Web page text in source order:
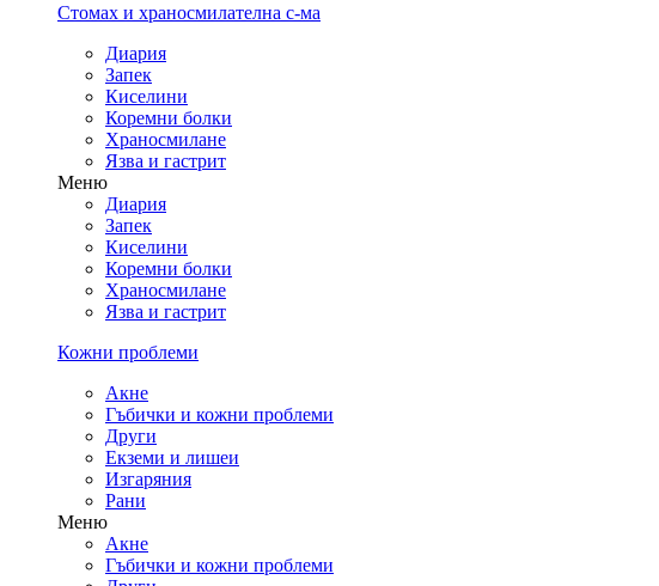
Стомах и храносмилателна с-ма
Диария
Запек
Киселини
Коремни болки
Храносмилане
Язва и гастрит
Меню
Диария
Запек
Киселини
Коремни болки
Храносмилане
Язва и гастрит
Кожни проблеми
Акне
Гъбички и кожни проблеми
Други
Екземи и лишеи
Изгаряния
Рани
Меню
Акне
Гъбички и кожни проблеми